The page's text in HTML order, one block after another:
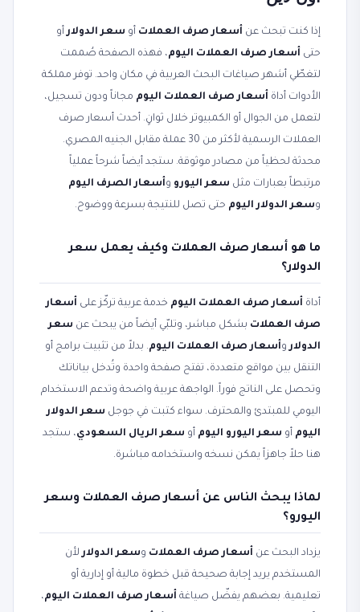
إذا كنت تبحث عن أسعار صرف العملات أو سعر الدولارأو
حتى أسعار صرف العملات اليوم، فهذه الصفحة صُممت
لتغطّي أشهر صياغات البحث العربية في مكان واحد. توفر مملكة
الأدوات أداة أسعار صرف العملات اليوم مجاناً ودون تسجيل،
لتعمل من الجوال أو الكمبيوتر خلال ثوانٍ. أحدث أسعار صرف
العملات الرسمية لأكثر من 30 عملة مقابل الجنيه المصري.
محدثة لحظياً من مصادر موثوقة. ستجد أيضاً شرحاً عملياً
مرتبطاً بعبارات مثل سعر اليورو وأسعار الصرف اليوم
وسعر الدولار اليوم حتى تصل للنتيجة بسرعة ووضوح.
ما هو أسعار صرف العملات وكيف يعمل سعر
الدولار؟
أداة أسعار صرف العملات اليوم خدمة عربية تركّز على أسعار
صرف العملات بشكل مباشر، وتلبّي أيضاً من يبحث عن سعر
الدولاروأسعار صرف العملات اليوم. بدلاً من تثبيت برامج أو
التنقل بين مواقع متعددة، تفتح صفحة واحدة وتُدخل بياناتك
وتحصل على الناتج فوراً. الواجهة عربية واضحة وتدعم الاستخدام
اليومي للمبتدئ والمحترف. سواء كتبت في جوجل سعر الدولار
اليوم أو سعر اليورو اليوم أو سعر الريال السعودي، ستجد
هنا حلاً جاهزاً يمكن نسخه واستخدامه مباشرة.
لماذا يبحث الناس عن أسعار صرف العملات وسعر
اليورو؟
يزداد البحث عن أسعار صرف العملات وسعر الدولارلأن
المستخدم يريد إجابة صحيحة قبل خطوة مالية أو إدارية أو
تعليمية. بعضهم يفضّل صياغة أسعار صرف العملات اليوم،